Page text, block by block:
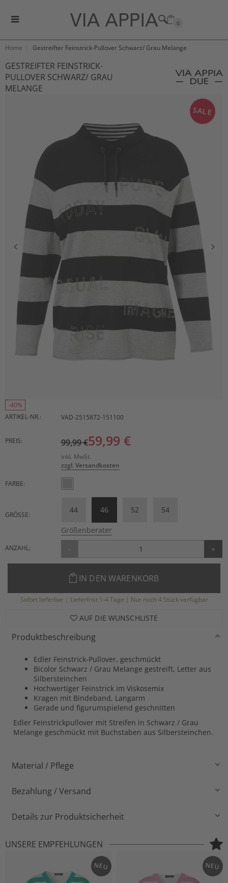
0
Home Gestreifter Feinstrick-Pullover Schwarz/ Grau Melange
GESTREIFTER FEINSTRICK-
PULLOVER SCHWARZ/ GRAU
MELANGE
SALE
-40%
ARTIKEL-NR.:
VAD-2515872-151100
PREIS: 99,99 €59,99 €
inkl. MwSt.
zzgl. Versandkosten
FARBE:
GRÖSSE:
44 46 52 54
Größenberater
ANZAHL: - +
IN DEN WARENKORB
Sofort lieferbar | Lieferfrist 1-4 Tage | Nur noch 4 Stück verfügbar
AUF DIE WUNSCHLISTE
Produktbeschreibung
Edler Feinstrick-Pullover, geschmückt
Bicolor Schwarz / Grau Melange gestreift, Letter aus
Silbersteinchen
Hochwertiger Feinstrick im Viskosemix
Kragen mit Bindeband, Langarm
Gerade und figurumspielend geschnitten
Edler Feinstrickpullover mit Streifen in Schwarz / Grau
Melange geschmückt mit Buchstaben aus Silbersteinchen.
Material / Pflege
Bezahlung / Versand
Details zur Produktsicherheit
UNSERE EMPFEHLUNGEN
NEU NEU